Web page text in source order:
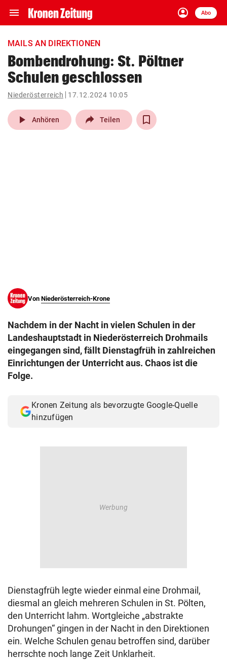
menu Navigation
ein-/ausklappen
account_circle
Anmelden
Abo
close Schließen
account_circle Anmelden
pin_drop
Wien arrow_right
MAILS AN DIREKTIONEN
Bombendrohung: St. Pöltner
Schulen geschlossen
Niederösterreich 17.12.2024 10:05
play_arrow Anhören Teilen
Von Niederösterreich-Krone
Nachdem in der Nacht in vielen Schulen in der
Landeshauptstadt in Niederösterreich Drohmails
eingegangen sind, fällt Dienstagfrüh in zahlreichen
Einrichtungen der Unterricht aus. Chaos ist die
Folge.
Kronen Zeitung als bevorzugte Google-Quelle
hinzufügen
Dienstagfrüh legte wieder einmal eine Drohmail,
diesmal an gleich mehreren Schulen in St. Pölten,
den Unterricht lahm. Wortgleiche „abstrakte
Drohungen“ gingen in der Nacht in den Direktionen
ein. Welche Schulen genau betroffen sind, darüber
herrschte noch lange Zeit Unklarheit.